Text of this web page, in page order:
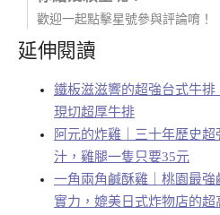
歡迎一起點擊星號參與評論唷！
延伸閱讀
鐵板滋滋響的超強台式牛
現切超厚牛排
阿元的炸雞｜三十年歷史
汁，雞腿一隻只要35元
一角兩角鹹酥雞｜桃園最
實力，媲美日式炸物店的超